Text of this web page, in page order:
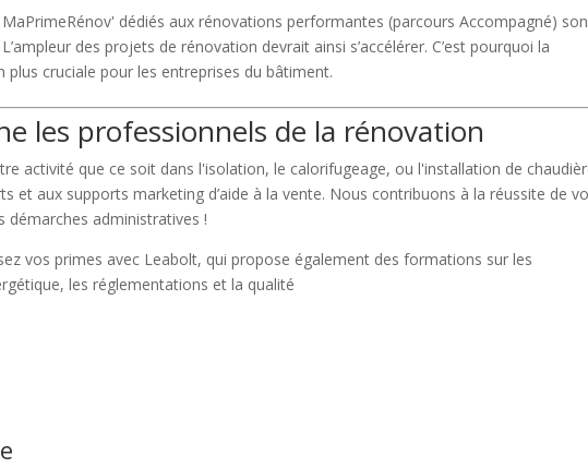
dédiés aux rénovations performantes (parcours Accompagné)
des projets de rénovation devrait ainsi s’accélérer. C’est pourquoi la
plus cruciale pour les entreprises du bâtiment.
les professionnels de la rénovation
activité que ce soit dans l'isolation, le calorifugeage, ou l'installation de
et aux supports marketing d’aide à la vente. Nous contribuons à la réussite de
démarches administratives !
vos primes avec Leabolt, qui propose également des formations sur les
les réglementations et la qualité